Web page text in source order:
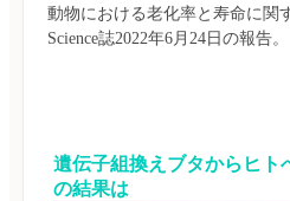
動物における老化率と寿命に関
遺伝子組換えブタからヒト
の結果は